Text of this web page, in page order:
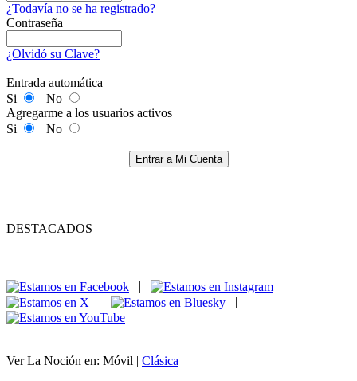
¿Todavía no se ha registrado?
Contraseña
¿Olvidó su Clave?
Entrada automática
Si
No
Agregarme a los usuarios activos
Si
No
Entrar a Mi Cuenta
DESTACADOS
|
|
|
|
Ver La Noción en: Móvil | Clásica